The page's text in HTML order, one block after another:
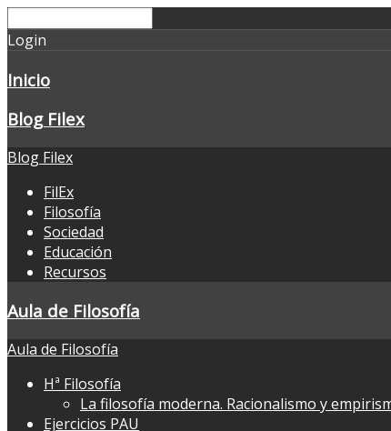
Login
Inicio
Blog Filex
Blog Filex
FilEx
Filosofía
Sociedad
Educación
Recursos
Aula de Filosofía
Aula de Filosofía
Hª Filosofía
La filosofía moderna. Racionalismo y
Ejercicios PAU